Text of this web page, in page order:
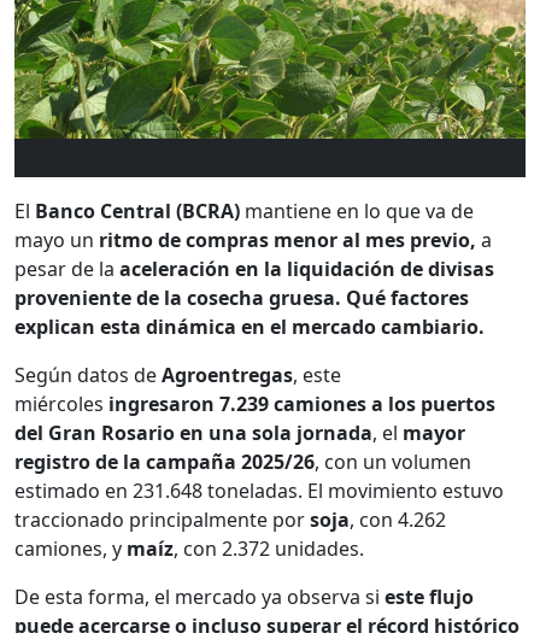
El Banco Central (BCRA) mantiene en lo que va de
mayo un ritmo de compras menor al mes previo, a
pesar de la aceleración en la liquidación de divisas
proveniente de la cosecha gruesa. Qué factores
explican esta dinámica en el mercado cambiario.
Según datos deAgroentregas, este
miércoles ingresaron 7.239 camiones a los puertos
del Gran Rosario en una sola jornada, el mayor
registro de la campaña 2025/26, con un volumen
estimado en 231.648 toneladas. El movimiento estuvo
traccionado principalmente porsoja, con 4.262
camiones, y maíz, con 2.372 unidades.
De esta forma, el mercado ya observa si este flujo
puede acercarse o incluso superar el récord histórico